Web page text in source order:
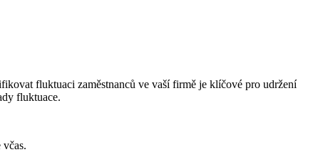
fluktuaci zaměstnanců ve vaší firmě je klíčové pro udržení
fluktuace.